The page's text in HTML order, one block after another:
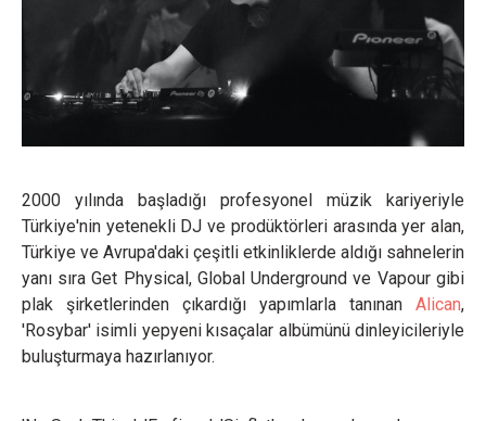
2000 yılında başladığı profesyonel müzik kariyeriyle
Türkiye'nin yetenekli DJ ve prodüktörleri arasında yer alan,
Türkiye ve Avrupa'daki çeşitli etkinliklerde aldığı sahnelerin
yanı sıra Get Physical, Global Underground ve Vapour gibi
plak şirketlerinden çıkardığı yapımlarla tanınan Alican,
'Rosybar' isimli yepyeni kısaçalar albümünü dinleyicileriyle
buluşturmaya hazırlanıyor.